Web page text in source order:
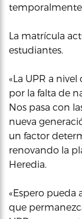
temporalmente
La matrícula
estudiantes.
«La UPR a
por la falta de
Nos pasa con
nueva
un factor
renovando la
Heredia.
«Espero pueda
que